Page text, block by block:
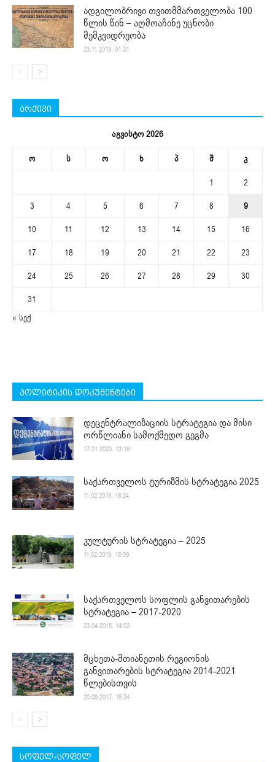
ადგილობრივი თვითმმართველობა 100
წლის წინ – აღმოაჩინე უცნობი
მემკვიდრეობა
23.11.2019. 01:31
არქივი
აგვისტო 2026
ო ს ო ხ პ შ კ
1
2
3
4 5 6 7 8
9
10
11 12 13 14 15
16
17
18 19 20 21 22
23
24
25 26 27 28 29
30
31
« სექ
პოლიტიკის დოკუმენტები
დეცენტრალიზაციის სტრატეგია და მისი
ორწლიანი სამოქმედო გეგმა
17.01.2020. 13:16
საქართველოს ტურიზმის სტრატეგია 2025
11.02.2019. 18:24
კულტურის სტრატეგია – 2025
11.02.2019. 18:09
საქართველოს სოფლის განვითარების
სტრატეგია – 2017-2020
23.04.2018. 14:02
მცხეთა-მთიანეთის რეგიონის
განვითარების სტრატეგია 2014-2021
წლებისთვის
20.09.2017. 18:34
სოფელ-სოფელ